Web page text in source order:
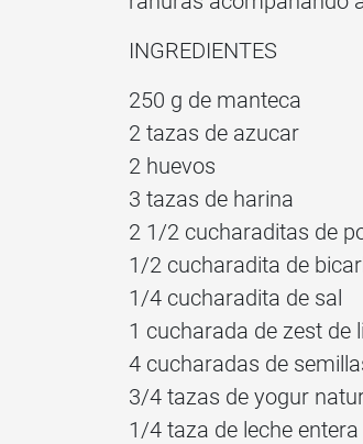
INGREDIENTES
250 g de manteca
2 tazas de azucar
2 huevos
3 tazas de harina
2 1/2 cucharaditas de
1/2 cucharadita de
1/4 cucharadita de sal
1 cucharada de zest de
4 cucharadas de
3/4 tazas de yogur
1/4 taza de leche entera